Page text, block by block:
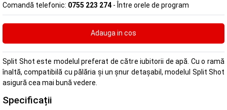
Comandă telefonic: 0755 223 274 - Între orele de program
Split Shot este modelul preferat de către iubitorii de apă. Cu o ramă
înaltă, compatibilă cu pălăria și un șnur detașabil, modelul Split Shot
asigură cea mai bună vedere.
Specificații